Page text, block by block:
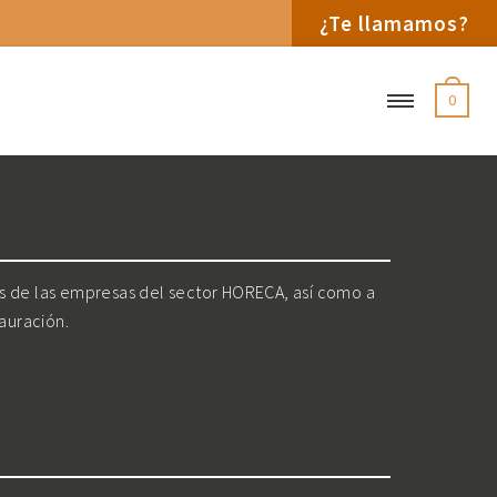
¿Te llamamos?
0
las empresas del sector HORECA, así como a